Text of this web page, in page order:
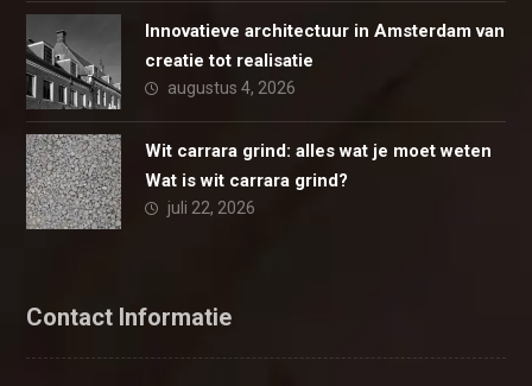
Innovatieve architectuur in Amsterdam van
creatie tot realisatie
augustus 4, 2026
Wit carrara grind: alles wat je moet weten
Wat is wit carrara grind?
juli 22, 2026
Contact Informatie